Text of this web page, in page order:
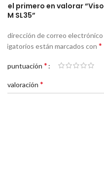
el primero en valorar
SL35”
dirección de correo electrónico
están marcados con *
puntuación *
valoración *